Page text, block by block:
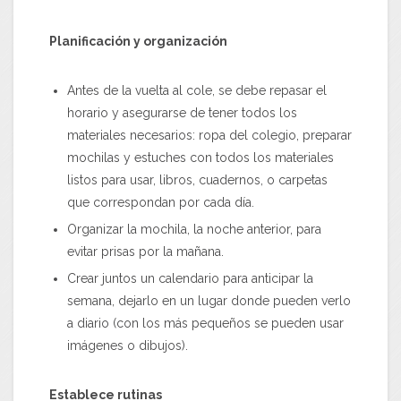
Planificación y organización
Antes de la vuelta al cole, se debe repasar el
horario y asegurarse de tener todos los
materiales necesarios: ropa del colegio, preparar
mochilas y estuches con todos los materiales
listos para usar, libros, cuadernos, o carpetas
que correspondan por cada día.
Organizar la mochila, la noche anterior, para
evitar prisas por la mañana.
Crear juntos un calendario para anticipar la
semana, dejarlo en un lugar donde pueden verlo
a diario (con los más pequeños se pueden usar
imágenes o dibujos).
Establece rutinas